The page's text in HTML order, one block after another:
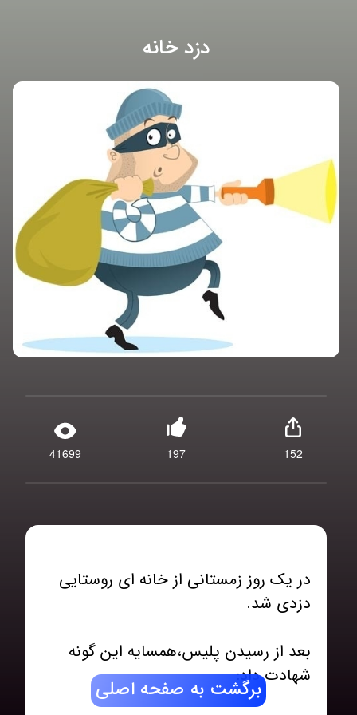
دزد خانه
41699 197 152
در یک روز زمستانی از خانه ای روستایی
بعد از رسیدن پلیس،همسایه این گونه
برگشت به صفحه اصلی